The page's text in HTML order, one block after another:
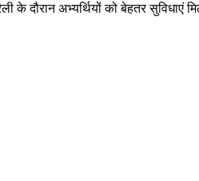
के दौरान अभ्यर्थियों को बेहतर सुविधाएं